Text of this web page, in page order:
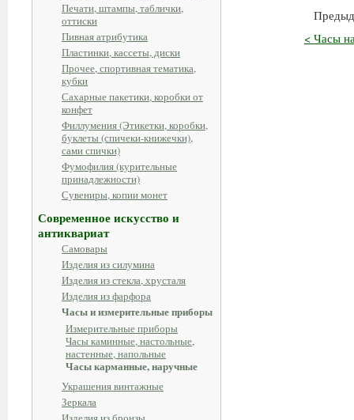
Печати, штампы, таблички,
оттиски
Пивная атрибутика
Пластинки, кассеты, диски
Прочее, спортивная тематика,
кубки
Сахарные пакетики, коробки от
конфет
Филлумения (Этикетки, коробки,
буклеты (спичеки-книжечки),
сами спички)
Фумофилия (курительные
принадлежности)
Сувениры, копии монет
Современное искусство и
антиквариат
Самовары
Изделия из силумина
Изделия из стекла, хрусталя
Изделия из фарфора
Часы и измерительные приборы
Измерительные приборы
Часы каминные, настольные,
настенные, напольные
Часы карманные, наручные
Украшения винтажные
Зеркала
< Часы